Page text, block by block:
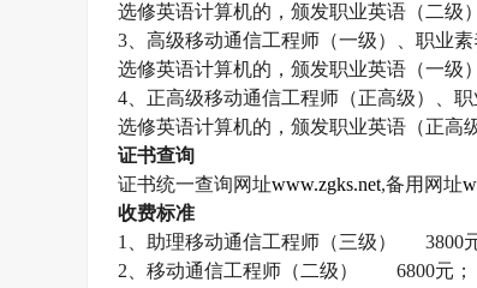
选修英语计算机的，颁发职业英语（二级
3 、高级移动通信工程师（一级）、职业
选修英语计算机的，颁发职业英语（一级
4 、正高级移动通信工程师（正高级）、
选修英语计算机的，颁发职业英语（正高
证书查询
证书统一查询网址www.zgks.net,备用网址
收费标准
1
、助理移动通信工程师（三级） 3800
2 、移动通信工程师（二级） 6800元；